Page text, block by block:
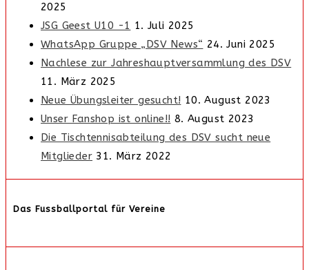
2025
JSG Geest U10 -1 1. Juli 2025
WhatsApp Gruppe „DSV News“ 24. Juni 2025
Nachlese zur Jahreshauptversammlung des DSV
11. März 2025
Neue Übungsleiter gesucht! 10. August 2023
Unser Fanshop ist online!! 8. August 2023
Die Tischtennisabteilung des DSV sucht neue
Mitglieder 31. März 2022
Das Fussballportal für Vereine